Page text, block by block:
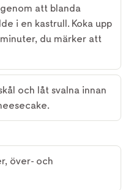
att blanda
i en kastrull. Koka upp
du märker att
och låt svalna innan
över- och